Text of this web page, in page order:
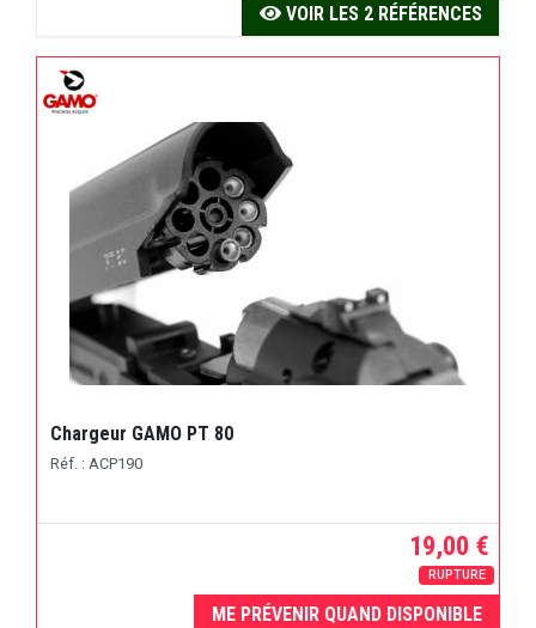
VOIR LES 2 RÉFÉRENCES
Chargeur GAMO PT 80
Réf. : ACP190
19,00 €
RUPTURE
ME PRÉVENIR QUAND DISPONIBLE